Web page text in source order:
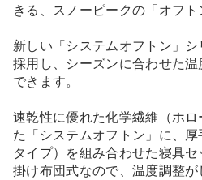
きる、スノーピークの「オフト
新しい「システムオフトン」
採用し、シーズンに合わせた
できます。
速乾性に優れた化学繊維（ホ
た「システムオフトン」に、
タイプ）を組み合わせた寝具セ
掛け布団式なので、温度調整が